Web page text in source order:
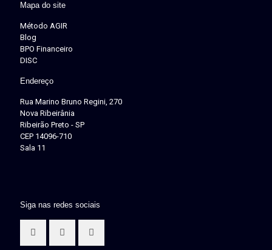
Mapa do site
Método AGIR
Blog
BPO Financeiro
DISC
Endereço
Rua Marino Bruno Regini, 270
Nova Ribeirânia
Ribeirão Preto - SP
CEP 14096-710
Sala 11
Siga nas redes sociais